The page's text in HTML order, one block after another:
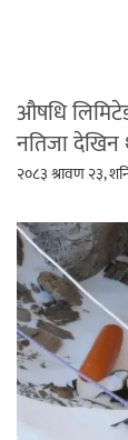
औषधि
नतिजा देखिन
२०८३ श्रावण २३,